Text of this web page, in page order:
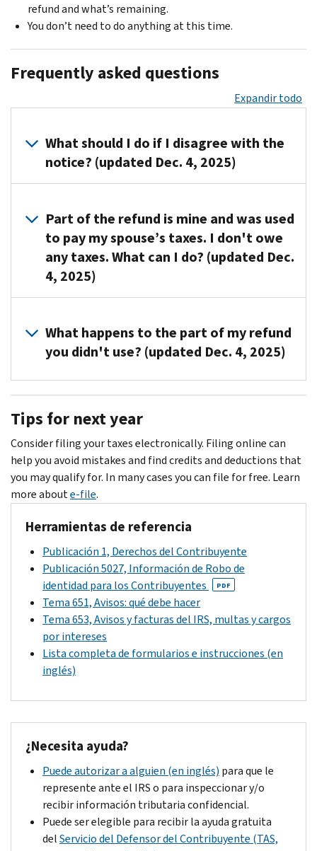
refund and what’s remaining.
You don’t need to do anything at this time.
Frequently asked questions
Expandir todo
What should I do if I disagree with the
notice? (updated Dec. 4, 2025)
can
write
call
us
using
contact
information
on
notice.
write
us,
be
sure
explain
why
you
disagree
and
provide
any
information
(such
as
checks,
amended
return,
etc.)
or
Part of the refund is mine and was used
to pay my spouse’s taxes. I don't owe
any taxes. What can I do? (updated Dec.
4, 2025)
may
be
eligible
to
file
aForm
Injured
Spouse
Allocation
PDF
claim
your
share
of
the
refund.
What happens to the part of my refund
you didn't use? (updated Dec. 4, 2025)
a
check
for
any
part
of
the
we
didn't
use.
Tips for next year
Consider filing your taxes electronically. Filing online can
help you avoid mistakes and find credits and deductions that
you may qualify for. In many cases you can file for free. Learn
more aboute-file.
Herramientas de referencia
Publicación 1, Derechos del Contribuyente
Publicación 5027, Información de Robo de
identidad para los Contribuyentes
PDF
Tema 651, Avisos: qué debe hacer
Tema 653, Avisos y facturas del IRS, multas y cargos
por intereses
Lista completa de formularios e instrucciones (en
inglés)
¿Necesita ayuda?
Puede autorizar a alguien (en inglés) para que le
represente ante el IRS o para inspeccionar y/o
recibir información tributaria confidencial.
Puede ser elegible para recibir la ayuda gratuita
delServicio del Defensor del Contribuyente (TAS,